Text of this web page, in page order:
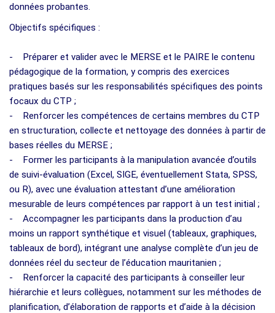
données probantes.
Objectifs spécifiques :
- Préparer et valider avec le MERSE et le PAIRE le contenu
pédagogique de la formation, y compris des exercices
pratiques basés sur les responsabilités spécifiques des points
focaux du CTP ;
- Renforcer les compétences de certains membres du CTP
en structuration, collecte et nettoyage des données à partir de
bases réelles du MERSE ;
- Former les participants à la manipulation avancée d’outils
de suivi-évaluation (Excel, SIGE, éventuellement Stata, SPSS,
ou R), avec une évaluation attestant d’une amélioration
mesurable de leurs compétences par rapport à un test initial ;
- Accompagner les participants dans la production d’au
moins un rapport synthétique et visuel (tableaux, graphiques,
tableaux de bord), intégrant une analyse complète d’un jeu de
données réel du secteur de l’éducation mauritanien ;
- Renforcer la capacité des participants à conseiller leur
hiérarchie et leurs collègues, notamment sur les méthodes de
planification, d’élaboration de rapports et d’aide à la décision